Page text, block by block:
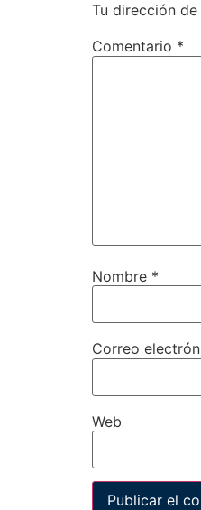
Tu dirección
Comentario *
Nombre *
Correo
Web